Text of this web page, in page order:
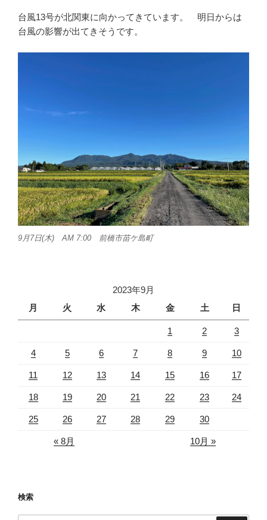
台風13号が北関東に向かってきています。 明日からは
台風の影響が出てきそうです。
9月7日(木) AM 7:00 前橋市苗ケ島町
2023年9月
月
火 水 木 金 土 日
1 2 3
4 5 6 7 8 9 10
11 12 13 14 15 16 17
18 19 20 21 22 23 24
25 26 27 28 29 30
« 8月 10月 »
検索